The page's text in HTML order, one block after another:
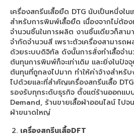
เสื้อยืดเปล่าราคาส่ง
เครื่องสกรีนเสื้อยืด DTG นับเป็นหนึ่งใ
สำหรับการพิมพ์เสื้อยืด เนื่องจากไม่ต้อ
จำนวนชิ้นในการผลิต งานชิ้นเดียวก็สา
จำกัดจำนวนสี เพราะตัวเครื่องสามารถ
ด้วยระบบดิจิทัล ดังนั้นการสั่งทำเสื้อจำ
ต้นทุนการพิมพ์ก็จะเท่าเดิม และยิ่งในปั
ต้นทุนที่ถูกลงไปมาก ทำให้ค่าจ้างสำหรั
ไปด้วยและที่สำคัญเครื่องสกรีนเสื้อ
รองรับทุกระดับธุรกิจ ตั้งแต่ร้านออกแบ
Demand, ร้านขายเสื้อผ้าออนไลน์ ไป
ผ้าขนาดใหญ่
เครื่องสกรีนเสื้อDFT